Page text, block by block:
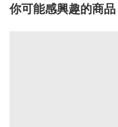
你可能感興趣的商品